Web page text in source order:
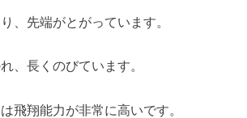
、先端がとがっています。
、長くのびています。
飛翔能力が非常に高いです。